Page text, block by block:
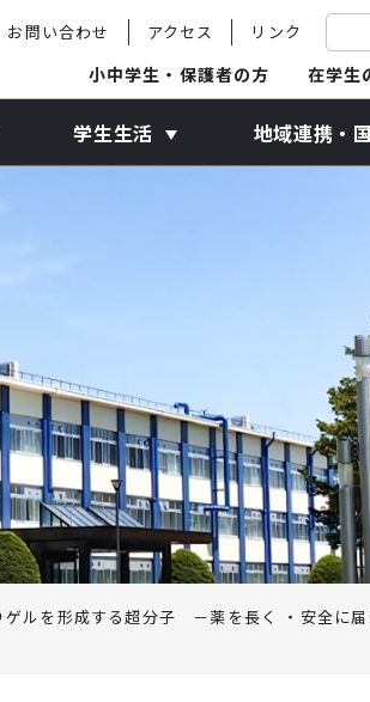
お問い合わせ アクセス リンク
小中学生・保護者の方 在学生
学生生活 地域連携・
ルを形成する超分子 －薬を長く ・安全に